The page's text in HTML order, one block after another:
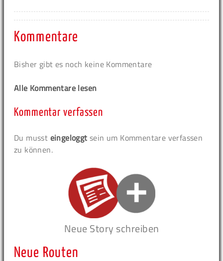
Kommentare
Bisher gibt es noch keine Kommentare
Alle Kommentare lesen
Kommentar verfassen
Du musst eingeloggt sein um Kommentare verfassen
zu können.
Neue Story schreiben
Neue Routen